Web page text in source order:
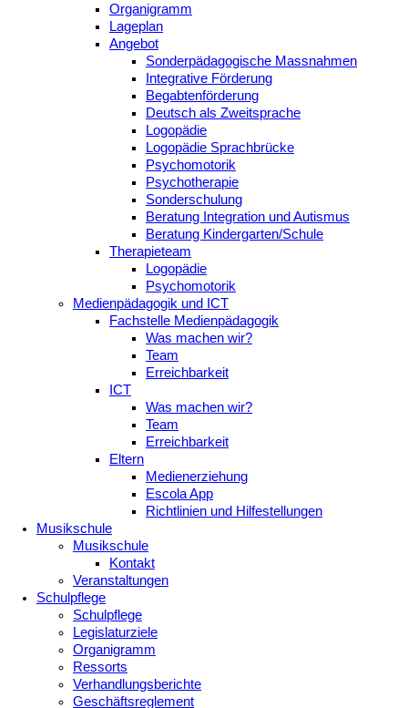
Organigramm
Lageplan
Angebot
Sonderpädagogische Massnahmen
Integrative Förderung
Begabtenförderung
Deutsch als Zweitsprache
Logopädie
Logopädie Sprachbrücke
Psychomotorik
Psychotherapie
Sonderschulung
Beratung Integration und Autismus
Beratung Kindergarten/Schule
Therapieteam
Logopädie
Psychomotorik
Medienpädagogik und ICT
Fachstelle Medienpädagogik
Was machen wir?
Team
Erreichbarkeit
ICT
Was machen wir?
Team
Erreichbarkeit
Eltern
Medienerziehung
Escola App
Richtlinien und Hilfestellungen
Musikschule
Musikschule
Kontakt
Veranstaltungen
Schulpflege
Schulpflege
Legislaturziele
Organigramm
Ressorts
Verhandlungsberichte
Geschäftsreglement